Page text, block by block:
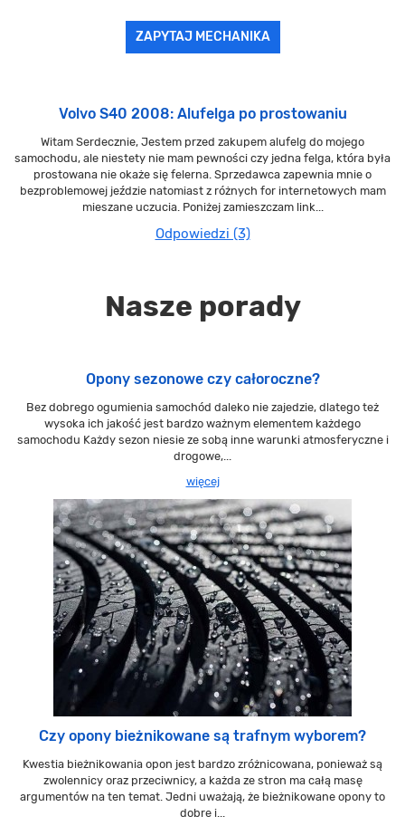
ZAPYTAJ MECHANIKA
Volvo S40 2008: Alufelga po prostowaniu
Witam Serdecznie, Jestem przed zakupem alufelg do mojego
samochodu, ale niestety nie mam pewności czy jedna felga, która była
prostowana nie okaże się felerna. Sprzedawca zapewnia mnie o
bezproblemowej jeździe natomiast z różnych for internetowych mam
mieszane uczucia. Poniżej zamieszczam link...
Odpowiedzi (3)
Nasze porady
Opony sezonowe czy całoroczne?
Bez dobrego ogumienia samochód daleko nie zajedzie, dlatego też
wysoka ich jakość jest bardzo ważnym elementem każdego
samochodu Każdy sezon niesie ze sobą inne warunki atmosferyczne i
drogowe,...
więcej
Czy opony bieżnikowane są trafnym wyborem?
Kwestia bieżnikowania opon jest bardzo zróżnicowana, ponieważ są
zwolennicy oraz przeciwnicy, a każda ze stron ma całą masę
argumentów na ten temat. Jedni uważają, że bieżnikowane opony to
dobre i...